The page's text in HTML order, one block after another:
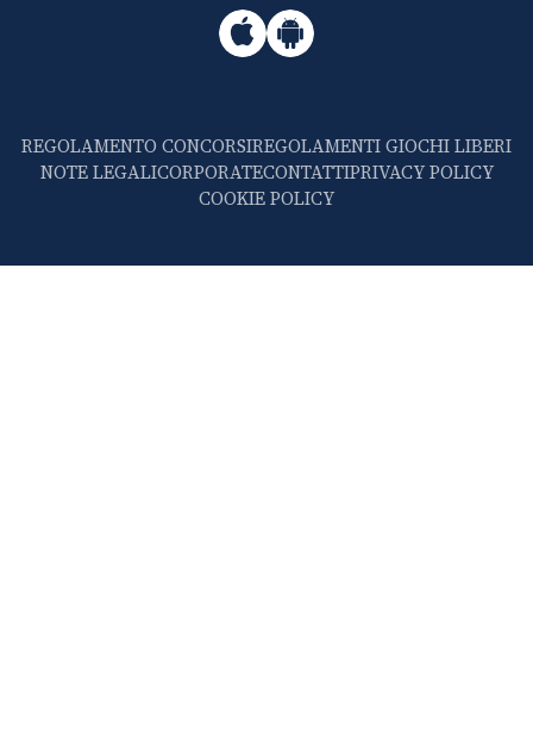
REGOLAMENTO CONCORSIREGOLAMENTI GIOCHI LIBERI
NOTE LEGALICORPORATECONTATTIPRIVACY POLICY
COOKIE POLICY